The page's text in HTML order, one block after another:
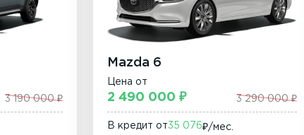
3 190 000 ₽
Mazda 6
Цена от
2 490 000 ₽ 3 290 000 ₽
В кредит от35 076₽/мec.